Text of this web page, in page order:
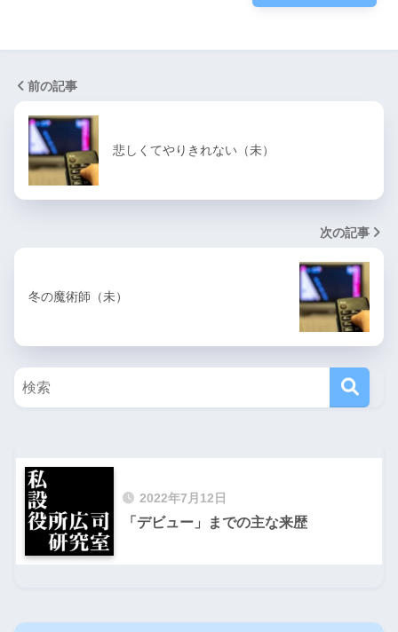
前の記事
悲しくてやりきれない（未）
次の記事
冬の魔術師（未）
2022年7月12日
「デビュー」までの主な来歴